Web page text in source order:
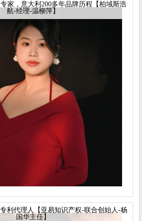
家，意大利200多年品牌历程【柏域斯浩
航-经理-温柳萍】
利代理人【亚易知识产权-联合创始人-杨
国华主任】